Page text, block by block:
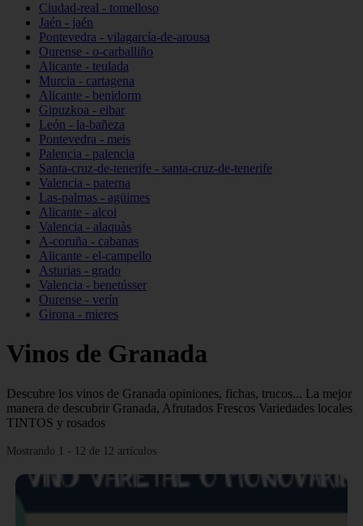
Ciudad-real - tomelloso
Jaén - jaén
Pontevedra - vilagarcía-de-arousa
Ourense - o-carballiño
Alicante - teulada
Murcia - cartagena
Alicante - benidorm
Gipuzkoa - eibar
León - la-bañeza
Pontevedra - meis
Palencia - palencia
Santa-cruz-de-tenerife - santa-cruz-de-tenerife
Valencia - paterna
Las-palmas - agüimes
Alicante - alcoi
Valencia - alaquàs
A-coruña - cabanas
Alicante - el-campello
Asturias - grado
Valencia - benetússer
Ourense - verín
Girona - mieres
Vinos de Granada
Descubre los vinos de Granada opiniones, fichas, trucos... La mejor
manera de descubrir Granada, Afrutados Frescos Variedades locales
TINTOS y rosados
Mostrando 1 - 12 de 12 artículos